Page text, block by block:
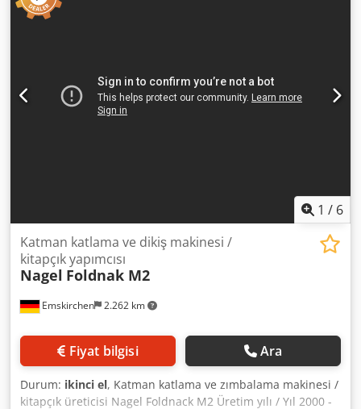
1 / 6
Emskirchen 2.262 km
Katman katlama ve dikiş makinesi /
kitapçık yapımcısı
Nagel Foldnak M2
Fiyat bilgisi Ara
Durum: ikinci el, Katman katlama ve zımbalama makinesi /
kitapçık üreticisi Nagel Foldnack M2 Üretim yılı / Yıl 2000 -